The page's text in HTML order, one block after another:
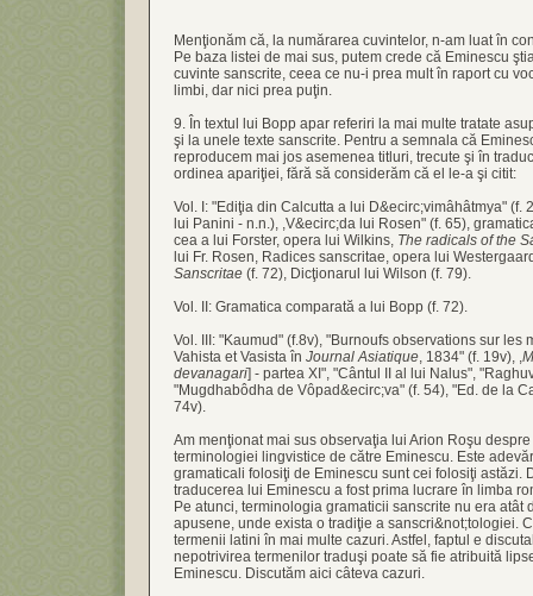
Menţionăm că, la numărarea cuvintelor, n-am luat în
Pe baza listei de mai sus, putem crede că Eminescu
cuvinte sanscrite, ceea ce nu-i prea mult în raport cu
limbi, dar nici prea puţin.
9. În textul lui Bopp apar referiri la mai multe tratate
şi la unele texte sanscrite. Pentru a semnala că
reproducem mai jos asemenea titluri, trecute şi în
ordinea apariţiei, fără să considerăm că el le-a şi citit:
Vol. I: "Ediţia din Calcutta a lui D&ecirc;vimâhâtmya" (f.
lui Panini - n.n.), ,V&ecirc;da lui Rosen" (f. 65),
cea a lui Forster, opera lui Wilkins, The radicals of the
lui Fr. Rosen, Radices sanscritae, opera lui
Sanscritae (f. 72), Dicţionarul lui Wilson (f. 79).
Vol. II: Gramatica comparată a lui Bopp (f. 72).
Vol. III: "Kaumud" (f.8v), "Burnoufs observations sur les
Vahista et Vasista în Journal Asiatique, 1834" (f. 19v), ,
devanagari] - partea XI", "Cântul II al lui Nalus",
"Mugdhabôdha de Vôpad&ecirc;va" (f. 54), "Ed. de la
74v).
Am menţionat mai sus observaţia lui Arion Roşu
terminologiei lingvistice de către Eminescu. Este
gramaticali folosiţi de Eminescu sunt cei folosiţi astăzi.
traducerea lui Eminescu a fost prima lucrare în limba
Pe atunci, terminologia gramaticii sanscrite nu era atât
apusene, unde exista o tradiţie a sanscri&not;tologiei.
termenii latini în mai multe cazuri. Astfel, faptul e
nepotrivirea termenilor traduşi poate să fie atribuită
Eminescu. Discutăm aici câteva cazuri.